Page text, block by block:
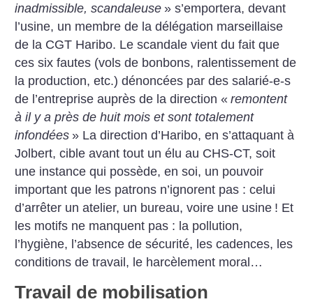
inadmissible, scandaleuse » s’emportera, devant
l’usine, un membre de la délégation marseillaise
de la CGT Haribo. Le scandale vient du fait que
ces six fautes (vols de bonbons, ralentissement de
la production, etc.) dénoncées par des salarié-e-s
de l’entreprise auprès de la direction « remontent
à il y a près de huit mois et sont totalement
infondées » La direction d’Haribo, en s’attaquant à
Jolbert, cible avant tout un élu au CHS-CT, soit
une instance qui possède, en soi, un pouvoir
important que les patrons n’ignorent pas : celui
d’arrêter un atelier, un bureau, voire une usine ! Et
les motifs ne manquent pas : la pollution,
l’hygiène, l’absence de sécurité, les cadences, les
conditions de travail, le harcèlement moral…
Travail de mobilisation